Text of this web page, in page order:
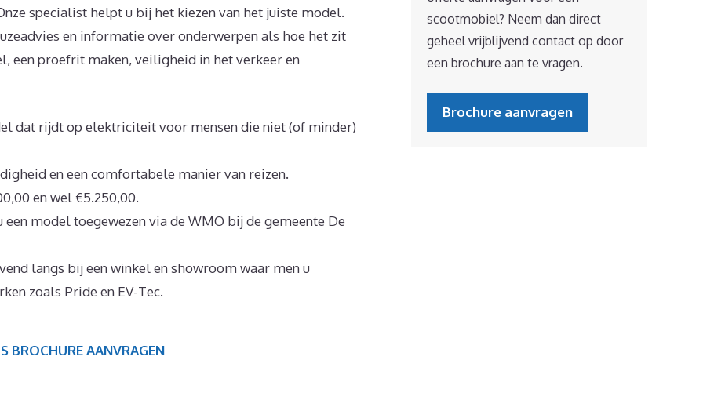
specialist helpt u bij het kiezen van het juiste model.
en informatie over onderwerpen als hoe het zit
een proefrit maken, veiligheid in het verkeer en
dat rijdt op elektriciteit voor mensen die niet (of minder)
en een comfortabele manier van reizen.
en wel €5.250,00.
model toegewezen via de WMO bij de gemeente De
langs bij een winkel en showroom waar men u
zoals Pride en EV-Tec.
BROCHURE AANVRAGEN
scootmobiel? Neem dan direct
geheel vrijblijvend contact op door
een brochure aan te vragen.
Brochure aanvragen